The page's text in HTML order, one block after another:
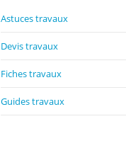
Astuces travaux
Devis travaux
Fiches travaux
Guides travaux